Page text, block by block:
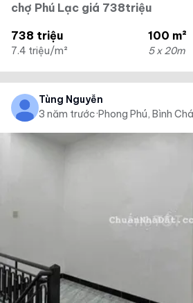
chợ Phú Lạc giá 738triệu
738 triệu
7.4 triệu/m²
100 m²
5 x 20m
Tùng Nguyễn
3 năm trước·Phong Phú, Bình